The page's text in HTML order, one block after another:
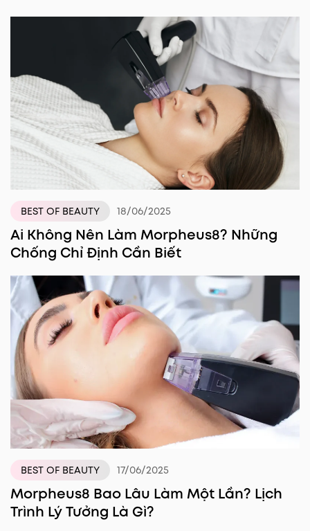
BEST OF BEAUTY 18/06/2025
Ai Không Nên Làm Morpheus8? Những
Chống Chỉ Định Cần Biết
BEST OF BEAUTY 17/06/2025
Morpheus8 Bao Lâu Làm Một Lần? Lịch
Trình Lý Tưởng Là Gì?